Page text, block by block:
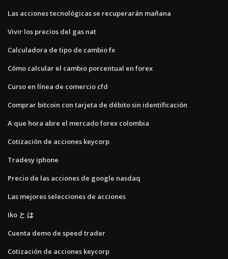
Las acciones tecnológicas se recuperarán mañana
Vivir los precios del gas nat
Calculadora de tipo de cambio fx
Cómo calcular el cambio porcentual en forex
Curso en línea de comercio cfd
Comprar bitcoin con tarjeta de débito sin identificación
A que hora abre el mercado forex colombia
Cotización de acciones keycorp
Tradesy iphone
Precio de las acciones de google nasdaq
Las mejores selecciones de acciones
Iko と は
Cuenta demo de speed trader
Cotización de acciones keycorp